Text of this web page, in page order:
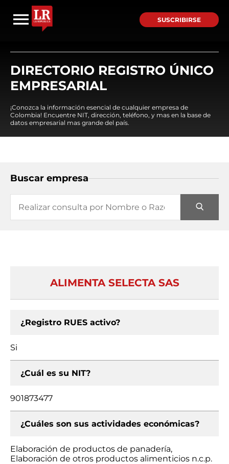
SUSCRIBIRSE
DIRECTORIO REGISTRO ÚNICO
EMPRESARIAL
¡Conozca la información esencial de cualquier empresa de
Colombia! Encuentre NIT, dirección, teléfono, y mas en la base de
datos empresarial mas grande del país.
Buscar empresa
ALIMENTA SELECTA SAS
¿Registro RUES activo?
Si
¿Cuál es su NIT?
901873477
¿Cuáles son sus actividades económicas?
Elaboración de productos de panadería,
Elaboración de otros productos alimenticios n.c.p.